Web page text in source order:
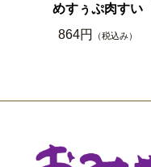
めすぅぷ肉すい
864円
（税込み）